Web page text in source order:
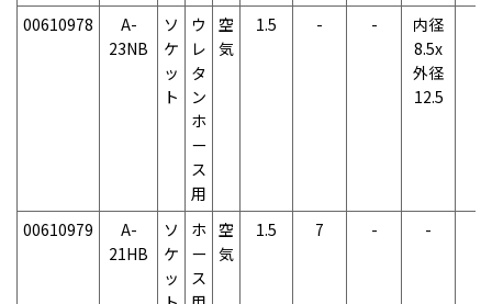
00610978
A-
23NB
ソ
ケ
ッ
ト
ウ
レ
タ
ン
ホ
ー
ス
用
空
気
1.5 - -
内径
8.5x
外径
12.5
00610979
A-
21HB
ソ
ケ
ッ
ホ
ー
ス
空
気
1.5 7 - -